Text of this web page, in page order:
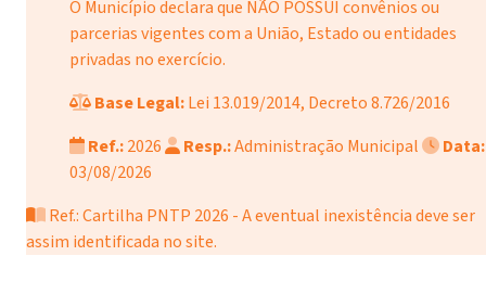
O Município declara que NÃO POSSUI convênios ou
parcerias vigentes com a União, Estado ou entidades
privadas no exercício.
Base Legal:Lei 13.019/2014, Decreto 8.726/2016
Ref.:2026 Resp.:Administração Municipal
Data:
03/08/2026
Ref.: Cartilha PNTP 2026 - A eventual inexistência deve ser
assim identificada no site.